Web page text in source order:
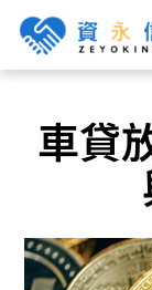
車貸